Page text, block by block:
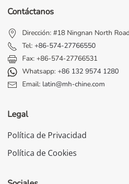
Contáctanos
Dirección: #18 Ningnan North
Tel: +86-574-27766550
Fax: +86-574-27766531
Whatsapp: +86 132 9574 1280
Email: latin@mh-chine.com
Legal
Política de Privacidad
Política de Cookies